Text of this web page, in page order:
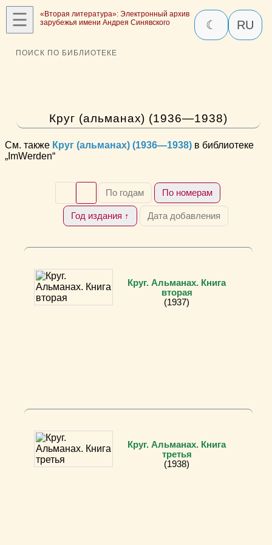
☰
«Вторая литература»: Электронный архив
зарубежья имени Андрея Синявского
☾ RU
ПОИСК ПО БИБЛИОТЕКЕ
Круг (альманах) (1936—1938)
См. также Круг (альманах) (1936—1938) в библиотеке
„ImWerden“
По годам По номерам
Год издания ↑ Дата добавления
Круг. Альманах. Книга
вторая
(1937)
Круг. Альманах. Книга
третья
(1938)